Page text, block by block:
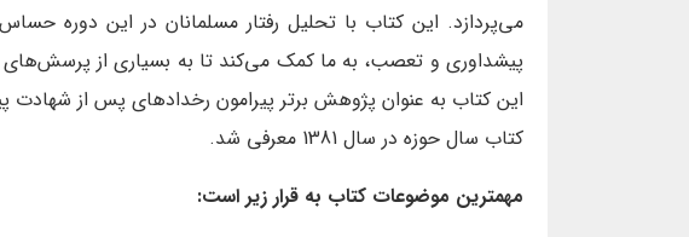
می‌پردازد. این کتاب با تحلیل رفتار مسلمانان در این دوره
پیشداوری و تعصب، به ما کمک می‌کند تا به بسیاری از پرسش‌های
این کتاب به عنوان پژوهش برتر پیرامون رخدادهای پس از شهادت
کتاب سال حوزه در سال 1381 معرفی شد.
مهمترین موضوعات کتاب به قرار زیر است: